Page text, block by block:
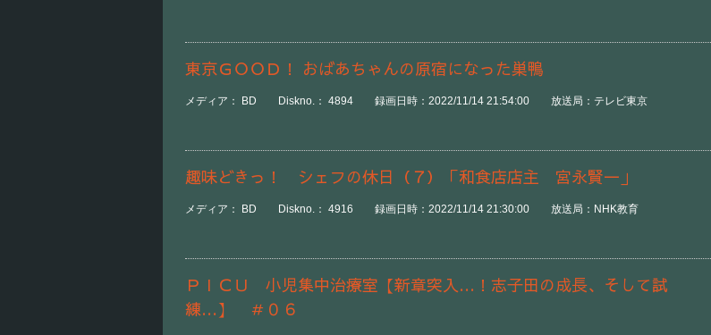
東京ＧＯＯＤ！ おばあちゃんの原宿になった巣鴨
メディア： BD Diskno.： 4894 録画日時：2022/11/14 21:54:00 放送局：テレビ東京
趣味どきっ！ シェフの休日（７）「和食店店主 宮永賢一」
メディア： BD Diskno.： 4916 録画日時：2022/11/14 21:30:00 放送局：NHK教育
ＰＩＣＵ 小児集中治療室【新章突入…！志子田の成長、そして試
練…】 ＃０６